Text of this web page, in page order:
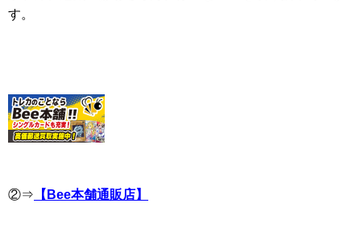
す。
②⇒ 【Bee本舗通販店】